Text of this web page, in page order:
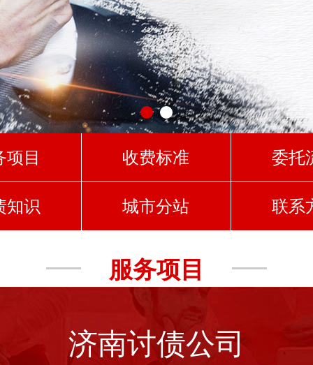
项目 收费标准 委托
知识 城市分站 联系
服务项目
济南讨债公司